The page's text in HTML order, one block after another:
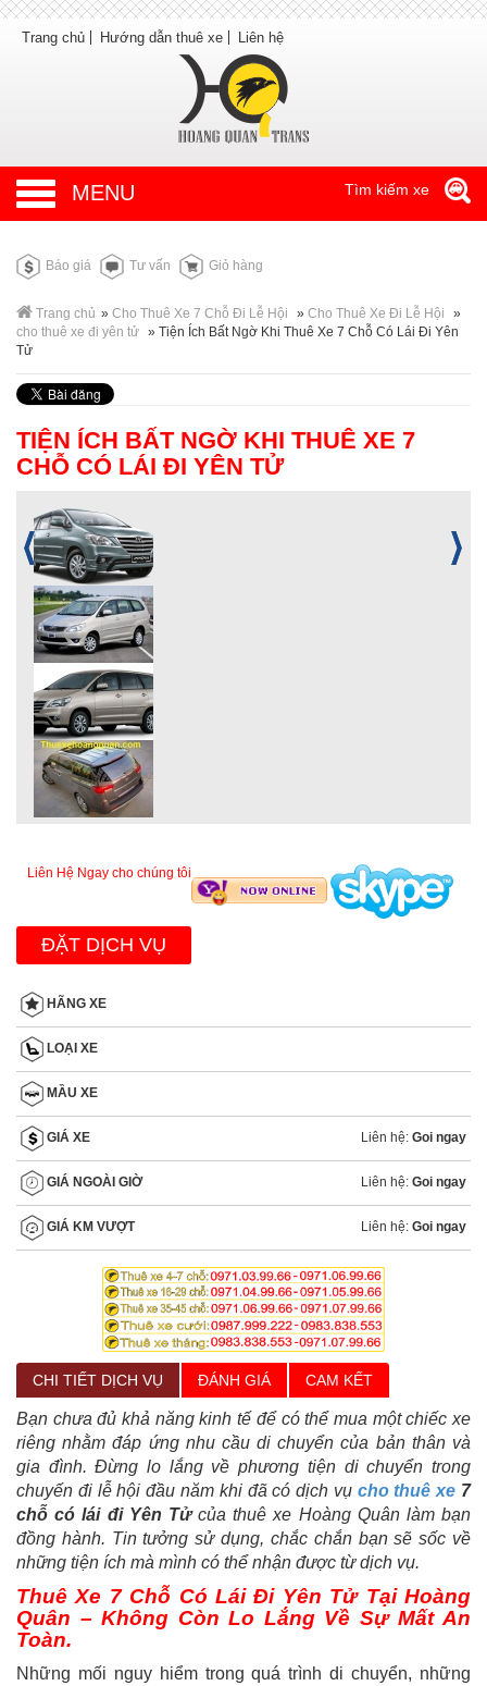
Trang chủ Hướng dẫn thuê xe Liên hệ
MENU Tìm kiếm xe
Báo giá Tư vấn Giỏ hàng
Trang chủ » Cho Thuê Xe 7 Chỗ Đi Lễ Hội » Cho Thuê Xe Đi Lễ Hội
»
cho thuê xe đi yên tử » Tiện Ích Bất Ngờ Khi Thuê Xe 7 Chỗ Có Lái Đi Yên
Tử
TIỆN ÍCH BẤT NGỜ KHI THUÊ XE 7
CHỖ CÓ LÁI ĐI YÊN TỬ
Liên Hệ Ngay cho chúng tôi
ĐẶT DỊCH VỤ
HÃNG XE
LOẠI XE
MẦU XE
GIÁ XE Liên hệ: Goi ngay
GIÁ NGOÀI GIỜ Liên hệ: Goi ngay
GIÁ KM VƯỢT Liên hệ: Goi ngay
CHI TIẾT DỊCH VỤ ĐÁNH GIÁ CAM KẾT
Bạn chưa đủ khả năng kinh tế để có thể mua một chiếc xe
riêng nhằm đáp ứng nhu cầu di chuyển của bản thân và
gia đình. Đừng lo lắng về phương tiện di chuyển trong
chuyến đi lễ hội đầu năm khi đã có dịch vụ cho thuê xe 7
chỗ có lái đi Yên Tửcủa thuê xe Hoàng Quân làm bạn
đồng hành. Tin tưởng sử dụng, chắc chắn bạn sẽ sốc về
những tiện ích mà mình có thể nhận được từ dịch vụ.
Thuê Xe 7 Chỗ Có Lái Đi Yên Tử Tại Hoàng
Quân – Không Còn Lo Lắng Về Sự Mất An
Toàn.
Những mối nguy hiểm trong quá trình di chuyển, những